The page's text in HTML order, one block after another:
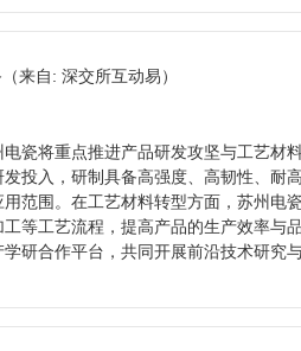
（来自: 深交所互动易）
瓷将重点推进产品研发攻坚与工艺材
投入，研制具备高强度、高韧性、耐高
范围。在工艺材料转型方面，苏州电
等工艺流程，提高产品的生产效率与
研合作平台，共同开展前沿技术研究